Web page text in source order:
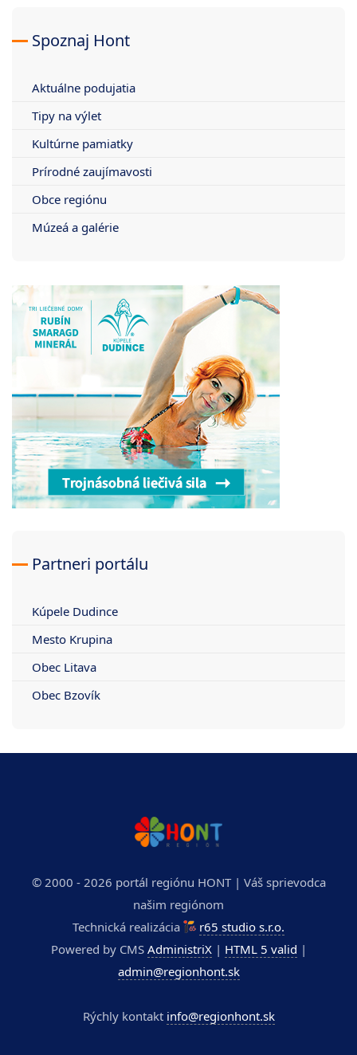
Spoznaj Hont
Aktuálne podujatia
Tipy na výlet
Kultúrne pamiatky
Prírodné zaujímavosti
Obce regiónu
Múzeá a galérie
Partneri portálu
Kúpele Dudince
Mesto Krupina
Obec Litava
Obec Bzovík
© 2000 - 2026 portál regiónu HONT | Váš sprievodca
našim regiónom
Technická realizácia
r65 studio s.r.o.
Powered by CMS AdministriX| HTML 5 valid |
admin@regionhont.sk
Rýchly kontakt info@regionhont.sk